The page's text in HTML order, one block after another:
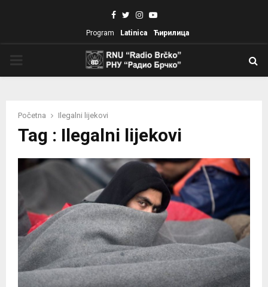
Facebook
TwitterInstagram
Youtube
Program Latinica Ћирилица
Početna Ilegalni lijekovi
Tag : Ilegalni lijekovi